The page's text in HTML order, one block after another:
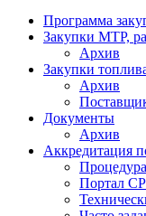
Программа
Закупки МТР,
Архив
Закупки
Архив
Документы
Архив
Аккредитация
Портал